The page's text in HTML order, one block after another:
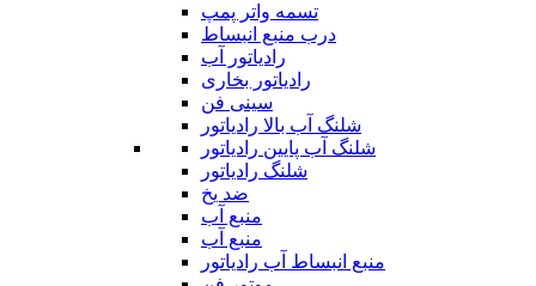
تسمه واتر پمپ
درب منبع انبساط
رادیاتور آب
رادیاتور بخاری
سینی فن
شلنگ آب بالا رادیاتور
شلنگ آب پایین رادیاتور
شلنگ رادیاتور
ضد یخ
منبع آب
منبع آب
منبع انبساط آب رادیاتور